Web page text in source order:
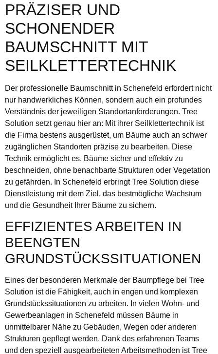
PRÄZISER UND
SCHONENDER
BAUMSCHNITT MIT
SEILKLETTERTECHNIK
Der professionelle Baumschnitt in Schenefeld erfordert nicht
nur handwerkliches Können, sondern auch ein profundes
Verständnis der jeweiligen Standortanforderungen. Tree
Solution setzt genau hier an: Mit ihrer Seilklettertechnik ist
die Firma bestens ausgerüstet, um Bäume auch an schwer
zugänglichen Standorten präzise zu bearbeiten. Diese
Technik ermöglicht es, Bäume sicher und effektiv zu
beschneiden, ohne benachbarte Strukturen oder Vegetation
zu gefährden. In Schenefeld erbringt Tree Solution diese
Dienstleistung mit dem Ziel, das bestmögliche Wachstum
und die Gesundheit Ihrer Bäume zu sichern.
EFFIZIENTES ARBEITEN IN
BEENGTEN
GRUNDSTÜCKSSITUATIONEN
Eines der besonderen Merkmale der Baumpflege bei Tree
Solution ist die Fähigkeit, auch in engen und komplexen
Grundstückssituationen zu arbeiten. In vielen Wohn- und
Gewerbeanlagen in Schenefeld müssen Bäume in
unmittelbarer Nähe zu Gebäuden, Wegen oder anderen
Strukturen gepflegt werden. Dank des erfahrenen Teams
und den speziell ausgearbeiteten Arbeitsmethoden ist Tree